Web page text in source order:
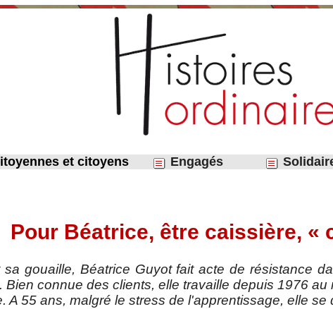
et citoyens
Engagés
Pour Béatrice, être caissière, «
gouaille, Béatrice Guyot fait acte de résistance
Bien connue des clients, elle travaille depuis 1976
A 55 ans, malgré le stress de l'apprentissage, elle se